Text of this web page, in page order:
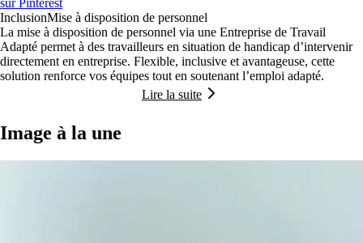
InclusionMise à disposition de personnel
La mise à disposition de personnel via une Entreprise de Travail
Adapté permet à des travailleurs en situation de handicap d’intervenir
directement en entreprise. Flexible, inclusive et avantageuse, cette
solution renforce vos équipes tout en soutenant l’emploi adapté.
Lire la suite
Image à la une